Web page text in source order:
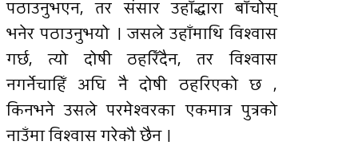
पठाउनुभएन, तर संसार उहाँद्धारा बाँचोस्
भनेर पठाउनुभयो । जसले उहाँमाथि विश्वास
गर्छ, त्यो दोषी ठहरिँदैन, तर विश्वास
नगर्नेचाहिँ अघि नै दोषी ठहरिएको छ ,
किनभने उसले परमेश्वरका एकमात्र पुत्रको
नाउँमा विश्वास गरेकौ छैन ।